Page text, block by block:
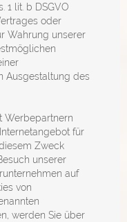
1 lit. b DSGVO
oder
Wahrung unserer
Ausgestaltung des
Werbepartnern
für
Zweck
unserer
auf
von
werden Sie über